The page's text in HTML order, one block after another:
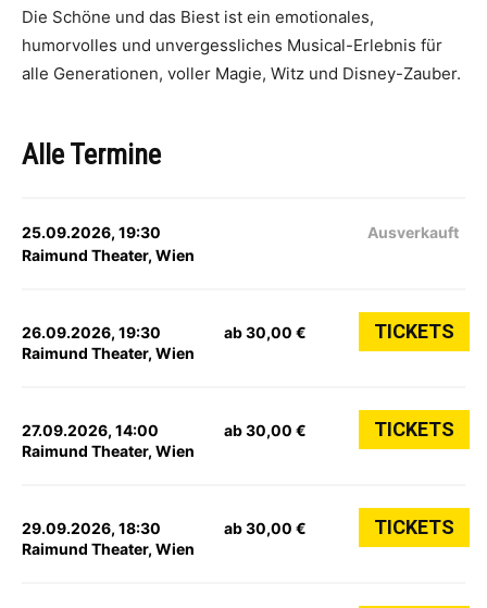
Die Schöne und das Biest ist ein emotionales,
humorvolles und unvergessliches Musical-Erlebnis für
alle Generationen, voller Magie, Witz und Disney-Zauber.
Alle Termine
25.09.2026, 19:30
Raimund Theater, Wien
Ausverkauft
26.09.2026, 19:30
Raimund Theater, Wien
ab 30,00 € TICKETS
27.09.2026, 14:00
Raimund Theater, Wien
ab 30,00 € TICKETS
29.09.2026, 18:30
Raimund Theater, Wien
ab 30,00 € TICKETS